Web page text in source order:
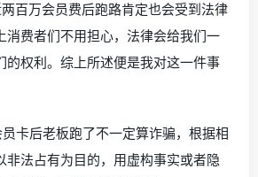
百万会员费后跑路肯定也会受到法律
消费者们不用担心，法律会给我们一
的权利。综上所述便是我对这一件事
卡后老板跑了不一定算诈骗，根据相
非法占有为目的，用虚构事实或者隐